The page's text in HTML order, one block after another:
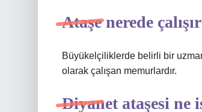
Ataşe nerede
Büyükelçiliklerde belirli bir
olarak çalışan memurlardır.
Diyanet ataşesi ne